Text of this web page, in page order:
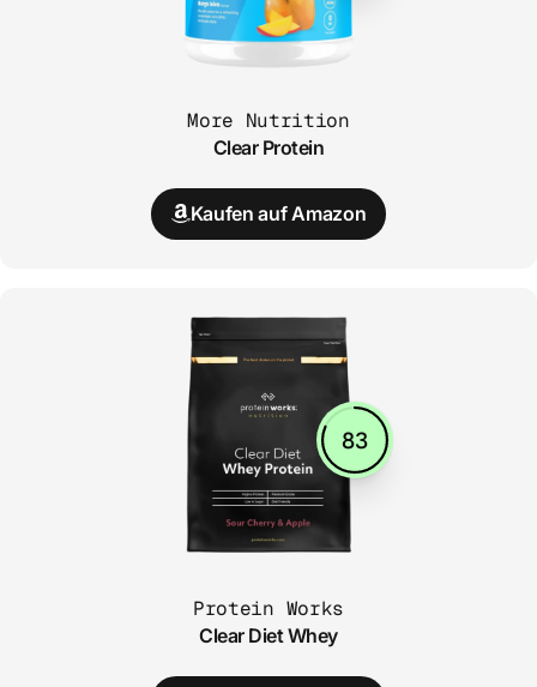
More Nutrition
Clear Protein
Kaufen auf Amazon
83
Protein Works
Clear Diet Whey